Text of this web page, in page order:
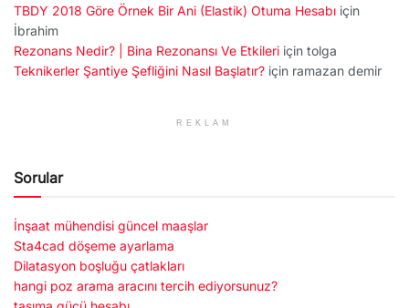
TBDY 2018 Göre Örnek Bir Ani (Elastik) Otuma Hesabı için
İbrahim
Rezonans Nedir? | Bina Rezonansı Ve Etkileri için tolga
Teknikerler Şantiye Şefliğini Nasıl Başlatır? için ramazan demir
REKLAM
Sorular
İnşaat mühendisi güncel maaşlar
Sta4cad döşeme ayarlama
Dilatasyon boşluğu çatlakları
hangi poz arama aracını tercih ediyorsunuz?